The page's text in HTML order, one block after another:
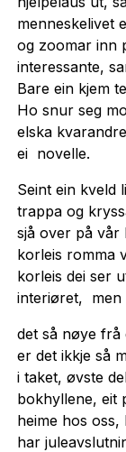
menneskelivet
og zoomar inn
interessante,
Bare ein kjem
Ho snur seg
elska
ei novelle.
Seint ein kveld
trappa og
sjå over på vår
korleis romma
korleis dei ser
interiøret, men
det så nøye frå
er det ikkje så
i taket, øvste
bokhyllene, eit
heime hos oss,
har